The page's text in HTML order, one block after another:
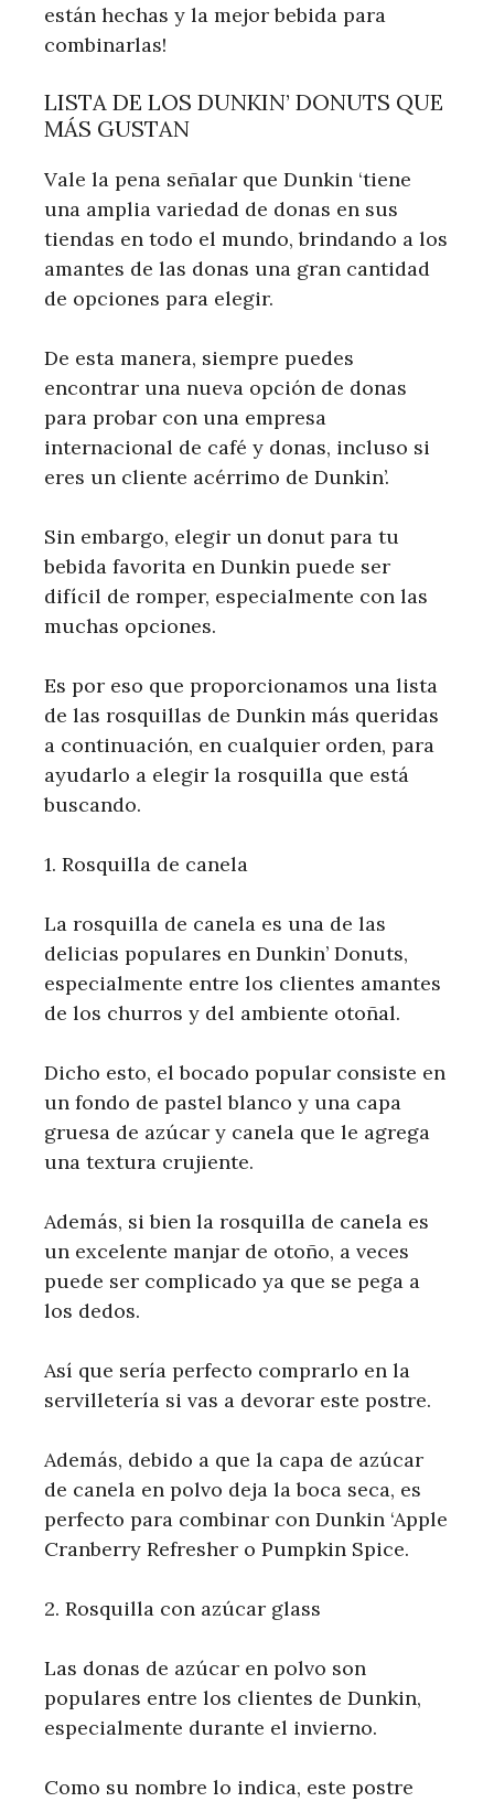
están hechas y la mejor bebida para
combinarlas!
LISTA DE LOS DUNKIN’ DONUTS QUE
MÁS GUSTAN
Vale la pena señalar que Dunkin ‘tiene
una amplia variedad de donas en sus
tiendas en todo el mundo, brindando a los
amantes de las donas una gran cantidad
de opciones para elegir.
De esta manera, siempre puedes
encontrar una nueva opción de donas
para probar con una empresa
internacional de café y donas, incluso si
eres un cliente acérrimo de Dunkin’.
Sin embargo, elegir un donut para tu
bebida favorita en Dunkin puede ser
difícil de romper, especialmente con las
muchas opciones.
Es por eso que proporcionamos una lista
de las rosquillas de Dunkin más queridas
a continuación, en cualquier orden, para
ayudarlo a elegir la rosquilla que está
buscando.
1. Rosquilla de canela
La rosquilla de canela es una de las
delicias populares en Dunkin’ Donuts,
especialmente entre los clientes amantes
de los churros y del ambiente otoñal.
Dicho esto, el bocado popular consiste en
un fondo de pastel blanco y una capa
gruesa de azúcar y canela que le agrega
una textura crujiente.
Además, si bien la rosquilla de canela es
un excelente manjar de otoño, a veces
puede ser complicado ya que se pega a
los dedos.
Así que sería perfecto comprarlo en la
servilletería si vas a devorar este postre.
Además, debido a que la capa de azúcar
de canela en polvo deja la boca seca, es
perfecto para combinar con Dunkin ‘Apple
Cranberry Refresher o Pumpkin Spice.
2. Rosquilla con azúcar glass
Las donas de azúcar en polvo son
populares entre los clientes de Dunkin,
especialmente durante el invierno.
Como su nombre lo indica, este postre